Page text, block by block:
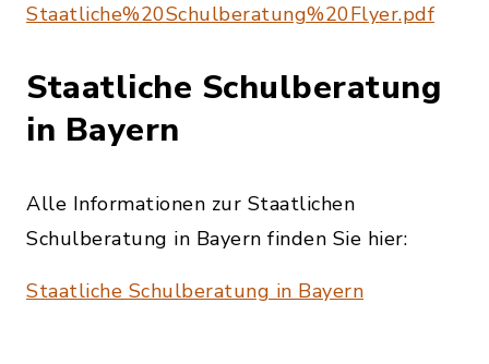
Staatliche%20Schulberatung%20Flyer.pdf
Staatliche Schulberatung
in Bayern
Alle Informationen zur Staatlichen
Schulberatung in Bayern finden Sie hier:
Staatliche Schulberatung in Bayern